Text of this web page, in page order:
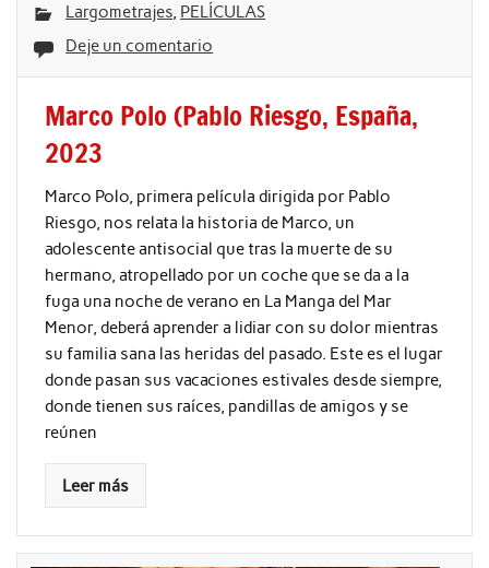
Largometrajes, PELÍCULAS
Deje un comentario
Marco Polo (Pablo Riesgo, España,
2023
Marco Polo, primera película dirigida por Pablo
Riesgo, nos relata la historia de Marco, un
adolescente antisocial que tras la muerte de su
hermano, atropellado por un coche que se da a la
fuga una noche de verano en La Manga del Mar
Menor, deberá aprender a lidiar con su dolor mientras
su familia sana las heridas del pasado. Este es el lugar
donde pasan sus vacaciones estivales desde siempre,
donde tienen sus raíces, pandillas de amigos y se
reúnen
Leer más